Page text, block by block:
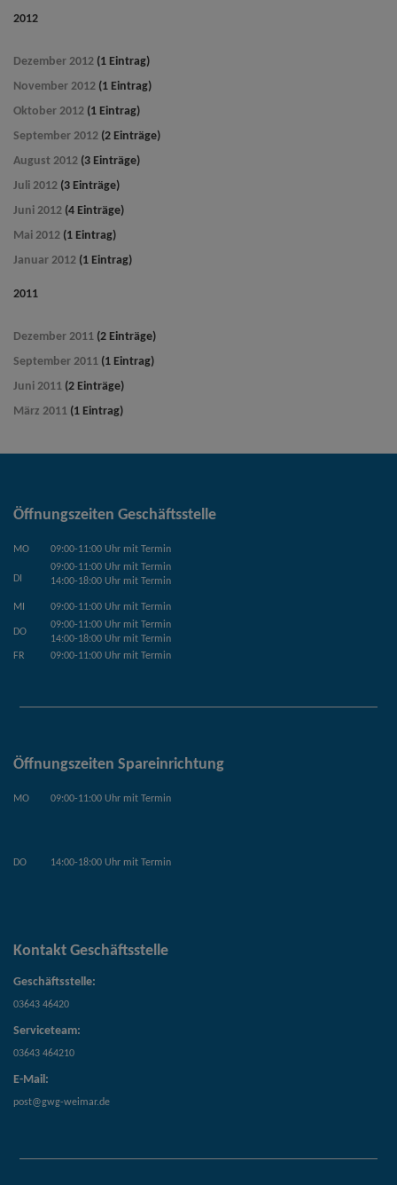
2012
Dezember 2012 (1 Eintrag)
November 2012 (1 Eintrag)
Oktober 2012 (1 Eintrag)
September 2012 (2 Einträge)
August 2012 (3 Einträge)
Juli 2012 (3 Einträge)
Juni 2012 (4 Einträge)
Mai 2012 (1 Eintrag)
Januar 2012 (1 Eintrag)
2011
Dezember 2011 (2 Einträge)
September 2011 (1 Eintrag)
Juni 2011 (2 Einträge)
März 2011 (1 Eintrag)
Öffnungszeiten Geschäftsstelle
MO 09:00-11:00 Uhr mit Termin
DI
09:00-11:00 Uhr mit Termin
14:00-18:00 Uhr mit Termin
MI 09:00-11:00 Uhr mit Termin
DO
09:00-11:00 Uhr mit Termin
14:00-18:00 Uhr mit Termin
FR
09:00-11:00 Uhr mit Termin
Öffnungszeiten Spareinrichtung
MO 09:00-11:00 Uhr mit Termin
DO 14:00-18:00 Uhr mit Termin
Kontakt Geschäftsstelle
Geschäftsstelle:
03643 46420
Serviceteam:
03643 464210
E-Mail:
post@gwg-weimar.de